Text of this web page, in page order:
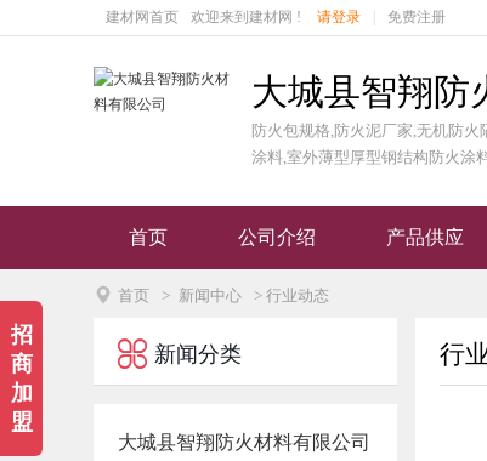
建材网首页 欢迎来到建材网 ! 请登录 免费注册
大城县智翔防
防火包规格,防火泥厂家,无机防
涂料,室外薄型厚型钢结构防火涂
首页 公司介绍 产品供应
 首页 > 新闻中心 > 行业动态
行
 新闻分类
大城县智翔防火材料有限公司
招
商
加
盟